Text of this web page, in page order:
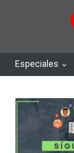
Especiales